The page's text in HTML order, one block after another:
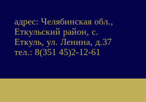
адрес: Челябинская обл.,
Еткульский район, с.
Еткуль, ул. Ленина, д.37
тел.: 8(351 45)2-12-61